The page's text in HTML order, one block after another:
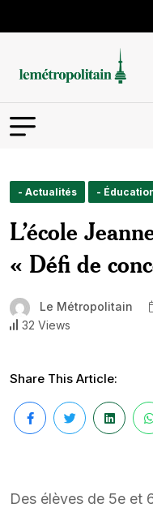
- Actualités -
L’école
« Défi de
Le Métropolitain
32 Views
Share This Article:
Des élèves de 5e et